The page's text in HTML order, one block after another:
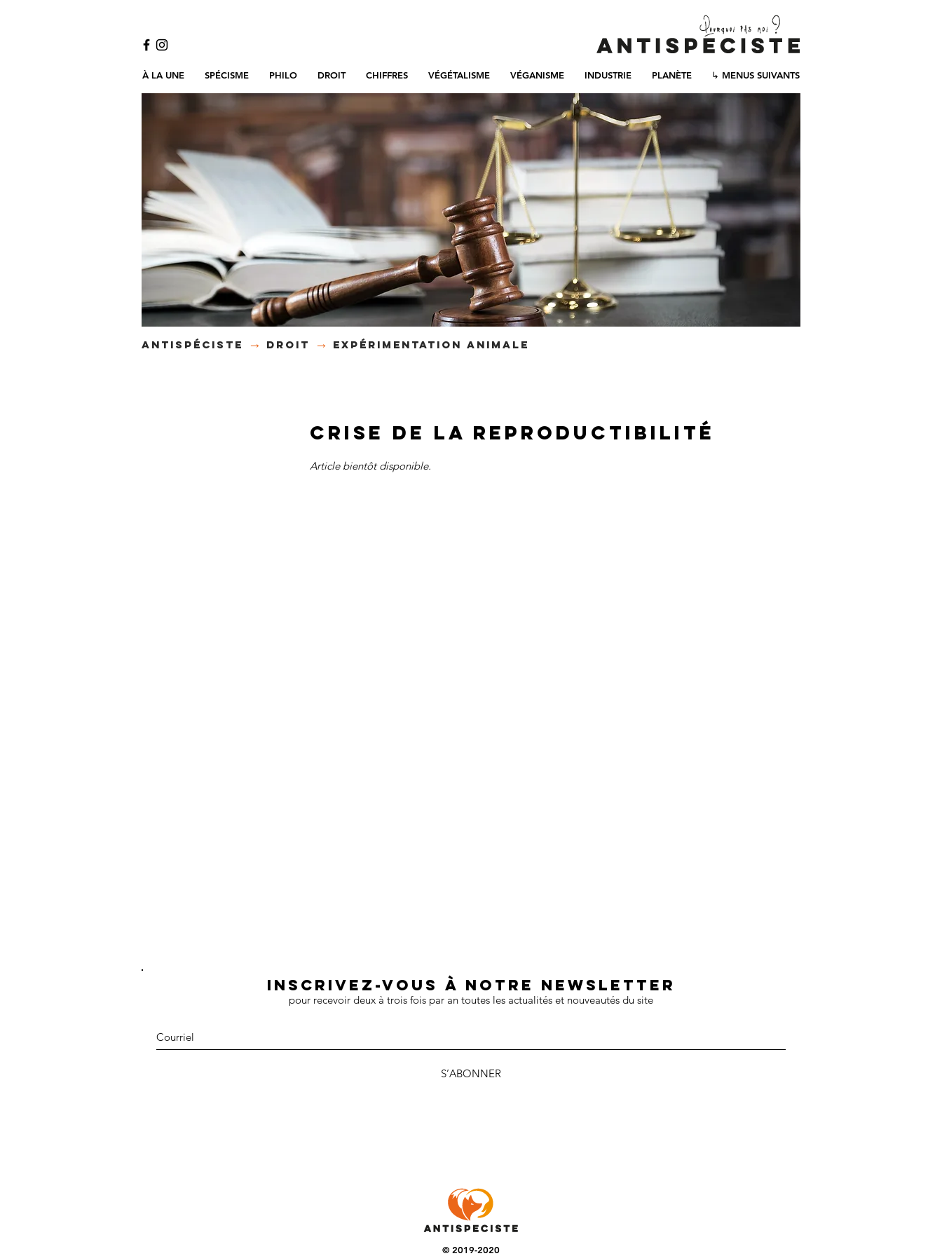
À LA UNE SPÉCISME PHILO DROIT CHIFFRES VÉGÉTALISME VÉGANISME INDUSTRIE PLANÈTE ↳ MENUS SUIVANTS
antispéciste → DROIT → expérimentation animale
Crise de la reproductibilité
Article bientôt disponible.
Inscrivez-vous à notre newsletter
pour recevoir deux à trois fois par an toutes les actualités et nouveautés du site
S’ABONNER
© 2019-2020